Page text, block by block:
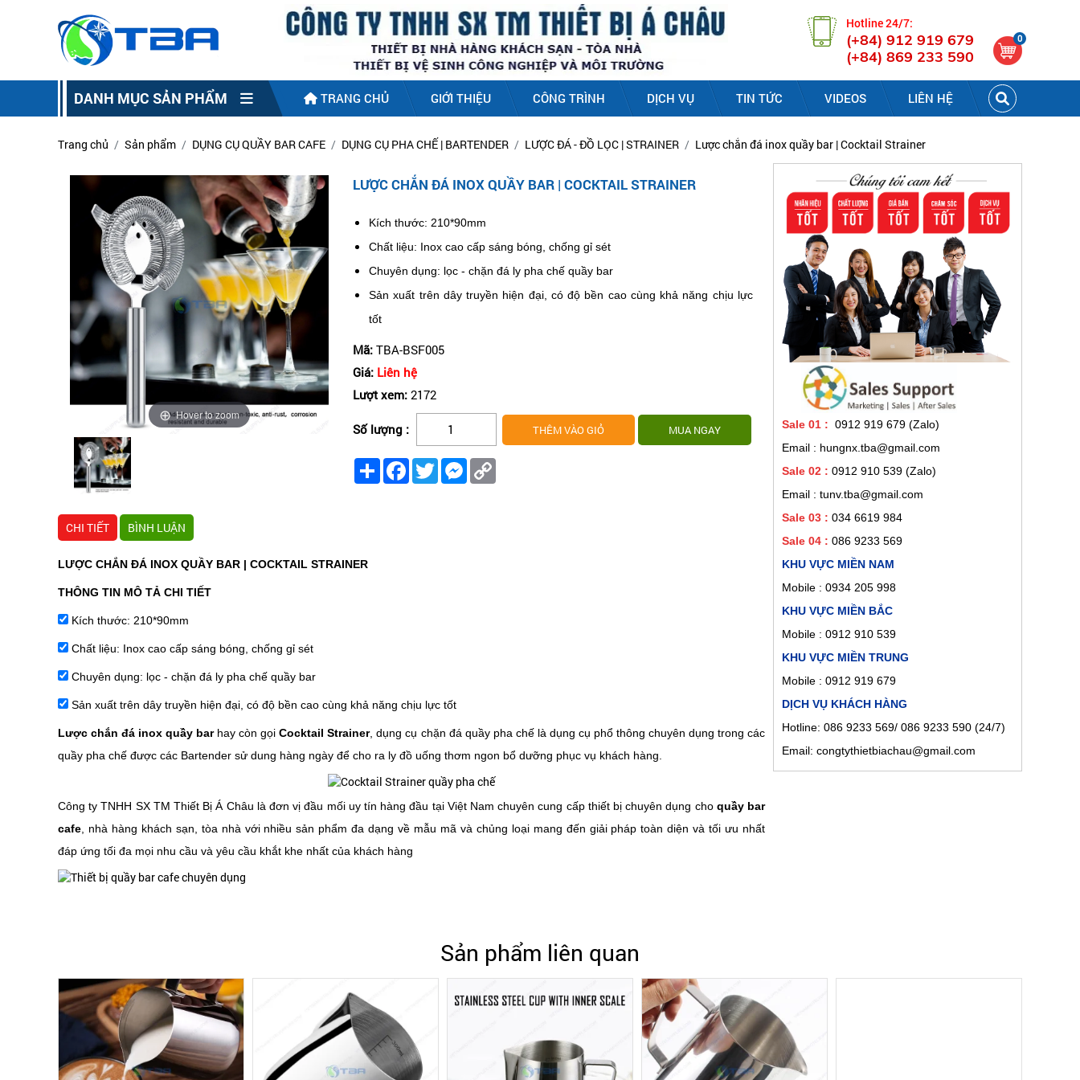
Hotline 24/7:
(+84) 912 919 679
(+84) 869 233 590
0
DANH MỤC SẢN PHẨM TRANG CHỦ GIỚI THIỆU CÔNG TRÌNH DỊCH VỤ TIN TỨC VIDEOS LIÊN HỆ
Trang chủ Sản phẩm DỤNG CỤ QUẦY BAR CAFE DỤNG CỤ PHA CHẾ | BARTENDER LƯỢC ĐÁ - ĐỒ LỌC | STRAINER Lược chắn đá inox quầy bar | Cocktail Strainer
Hover to zoom
LƯỢC CHẮN ĐÁ INOX QUẦY BAR | COCKTAIL STRAINER
Kích thước: 210*90mm
Chất liệu: Inox cao cấp sáng bóng, chống gỉ sét
Chuyên dụng: lọc - chặn đá ly pha chế quầy bar
Sản xuất trên dây truyền hiện đại, có độ bền cao cùng khả năng chịu lực
tốt
Mã: TBA-BSF005
Giá: Liên hệ
Lượt xem: 2172
Số lượng :
Share FacebookTwitterMessenger
CHI TIẾT BÌNH LUẬN
LƯỢC CHẮN ĐÁ INOX QUẦY BAR | COCKTAIL STRAINER
THÔNG TIN MÔ TẢ CHI TIẾT
Kích thước: 210*90mm
Chất liệu: Inox cao cấp sáng bóng, chống gỉ sét
Chuyên dụng: lọc - chặn đá ly pha chế quầy bar
Sản xuất trên dây truyền hiện đại, có độ bền cao cùng khả năng chịu lực tốt
Lược chắn đá inox quầy bar hay còn gọi Cocktail Strainer, dụng cụ chặn đá quầy pha chế là dụng cụ phổ thông chuyên dụng trong các
quầy pha chế được các Bartender sử dung hàng ngày để cho ra ly đồ uống thơm ngon bổ dưỡng phục vụ khách hàng.
Công ty TNHH SX TM Thiết Bị Á Châu là đơn vị đầu mối uy tín hàng đầu tại Việt Nam chuyên cung cấp thiết bị chuyên dụng cho quầy bar
cafe , nhà hàng khách sạn, tòa nhà với nhiều sản phẩm đa dạng về mẫu mã và chủng loại mang đến giải pháp toàn diện và tối ưu nhất
đáp ứng tối đa mọi nhu cầu và yêu cầu khắt khe nhất của khách hàng
Sale 01 : 0912 919 679 (Zalo)
Email : hungnx.tba@gmail.com
Sale 02 : 0912 910 539 (Zalo)
Email : tunv.tba@gmail.com
Sale 03 : 034 6619 984
Sale 04 : 086 9233 569
KHU VỰC MIỀN NAM
Mobile : 0934 205 998
KHU VỰC MIỀN BẮC
Mobile : 0912 910 539
KHU VỰC MIỀN TRUNG
Mobile : 0912 919 679
DỊCH VỤ KHÁCH HÀNG
Hotline: 086 9233 569/ 086 9233 590 (24/7)
Email: congtythietbiachau@gmail.com
Sản phẩm liên quan